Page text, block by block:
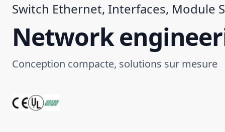
Switch Ethernet, Interfaces, Module
Network
Conception compacte, solutions sur mesure